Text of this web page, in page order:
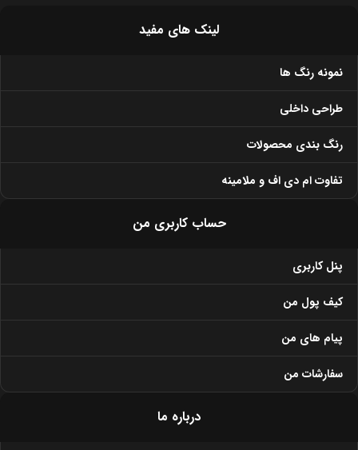
درباره ما
حساب کاربری من
پنل کاربری
کیف پول من
پیام های من
سفارشات من
لینک های مفید
نمونه رنگ ها
طراحی داخلی
رنگ بندی محصولات
تفاوت ام دی اف و ملامینه